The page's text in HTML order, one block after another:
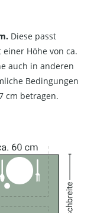
Diese passt
Höhe von ca.
auch in anderen
Bedingungen
cm betragen.